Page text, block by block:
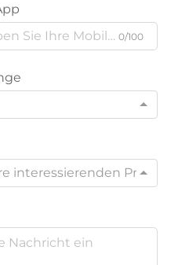
0/100
interessierenden Produkte